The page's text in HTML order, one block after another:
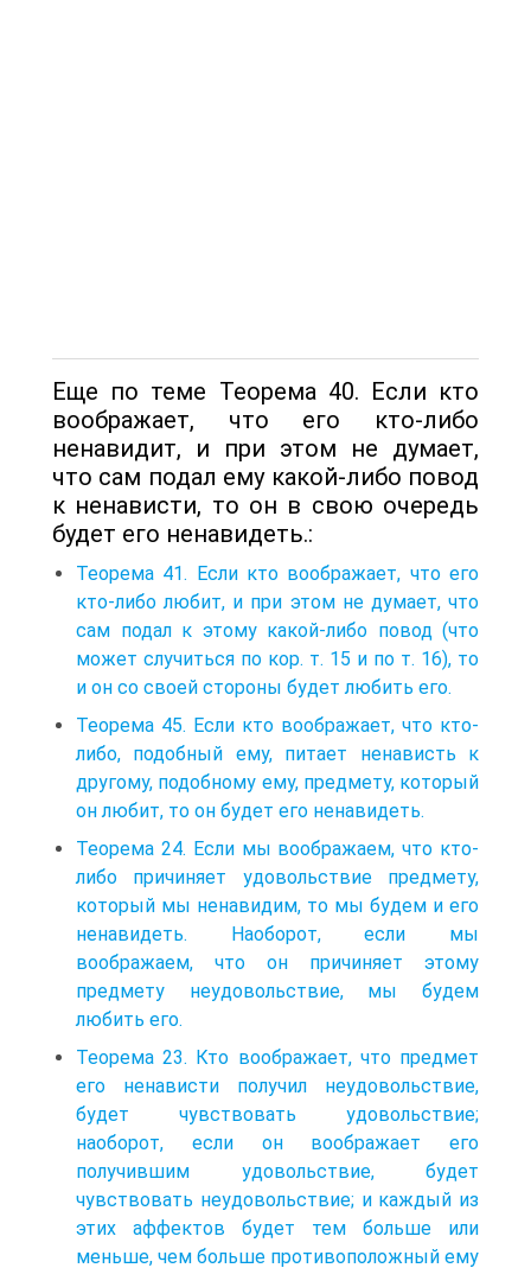
Еще по теме Теорема 40. Если кто
воображает, что его кто-либо
ненавидит, и при этом не думает,
что сам подал ему какой-либо повод
к ненависти, то он в свою очередь
будет его ненавидеть.:
Теорема 41. Если кто воображает, что его
кто-либо любит, и при этом не думает, что
сам подал к этому какой-либо повод (что
может случиться по кор. т. 15 и по т. 16), то
и он со своей стороны будет любить его.
Теорема 45. Если кто воображает, что кто-
либо, подобный ему, питает ненависть к
другому, подобному ему, предмету, который
он любит, то он будет его ненавидеть.
Теорема 24. Если мы воображаем, что кто-
либо причиняет удовольствие предмету,
который мы ненавидим, то мы будем и его
ненавидеть. Наоборот, если мы
воображаем, что он причиняет этому
предмету неудовольствие, мы будем
любить его.
Теорема 23. Кто воображает, что предмет
его ненависти получил неудовольствие,
будет чувствовать удовольствие;
наоборот, если он воображает его
получившим удовольствие, будет
чувствовать неудовольствие; и каждый из
этих аффектов будет тем больше или
меньше, чем больше противоположный ему